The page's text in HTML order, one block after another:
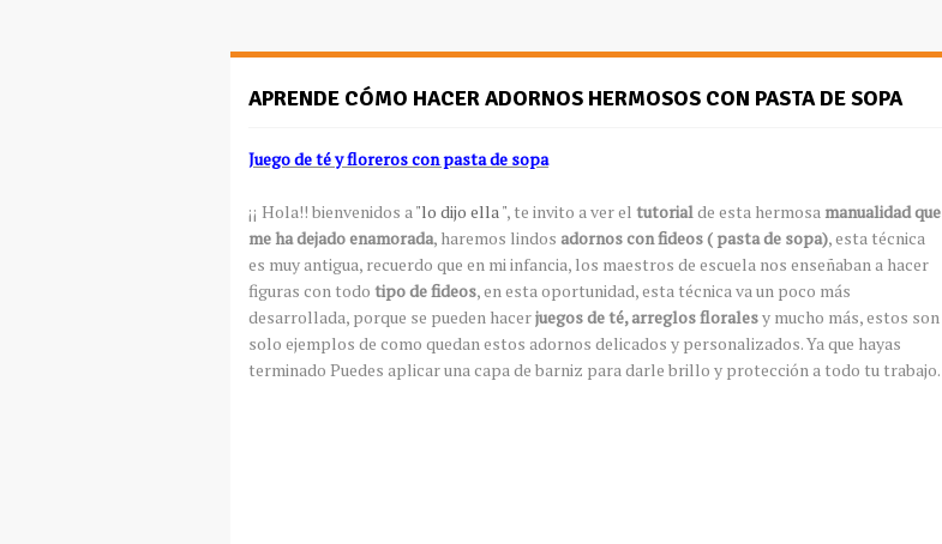
APRENDE CÓMO HACER ADORNOS HERMOSOS CON PASTA DE SOPA
Juego de té y floreros con pasta de sopa
¡¡ Hola!! bienvenidos a"lo dijo ella ", te invito a ver el tutorialde esta hermosa manualidad que
me ha dejado enamorada, haremos lindos adornos con fideos ( pasta de sopa), esta técnica
es muy antigua, recuerdo que en mi infancia, los maestros de escuela nos enseñaban a hacer
figuras con todo tipo de fideos, en esta oportunidad, esta técnica va un poco más
desarrollada, porque se pueden hacerjuegos de té, arreglos floralesy mucho más, estos son
solo ejemplos de como quedan estos adornos delicados y personalizados. Ya que hayas
terminado Puedes aplicar una capa de barniz para darle brillo y protección a todo tu trabajo.